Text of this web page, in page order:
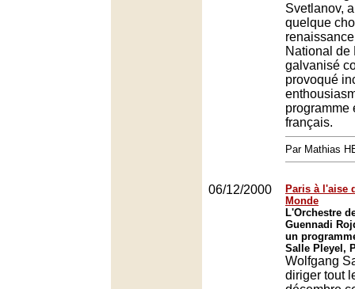
Svetlanov,
quelque
National de
galvanisé
provoqué
programme
français.
Par Mathias
06/12/2000
Paris à l'aise
Monde
L'Orchestre
Guennadi
un
Salle Pleyel,
Wolfgang
diriger tout